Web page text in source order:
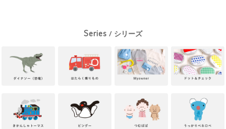
Series / シリーズ